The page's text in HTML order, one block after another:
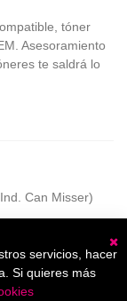
tóner
Asesoramiento
te saldrá lo
Can Misser)
servicios, hacer
Si quieres más